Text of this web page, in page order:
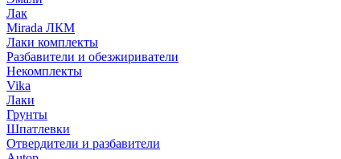
Лак
Mirada ЛКМ
Лаки комплекты
Разбавители и обезжириватели
Некомплекты
Vika
Лаки
Грунты
Шпатлевки
Отвердители и разбавители